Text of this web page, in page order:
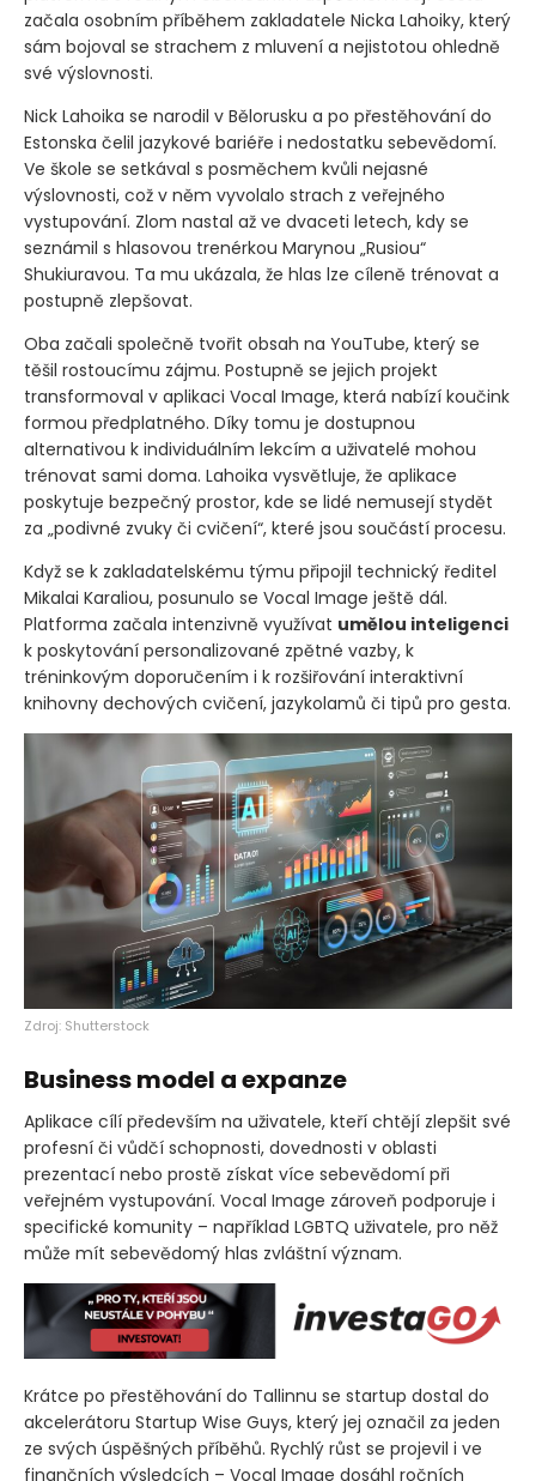
začala osobním příběhem zakladatele Nicka Lahoiky, který
sám bojoval se strachem z mluvení a nejistotou ohledně
své výslovnosti.
Nick Lahoika se narodil v Bělorusku a po přestěhování do
Estonska čelil jazykové bariéře i nedostatku sebevědomí.
Ve škole se setkával s posměchem kvůli nejasné
výslovnosti, což v něm vyvolalo strach z veřejného
vystupování. Zlom nastal až ve dvaceti letech, kdy se
seznámil s hlasovou trenérkou Marynou „Rusiou“
Shukiuravou. Ta mu ukázala, že hlas lze cíleně trénovat a
postupně zlepšovat.
Oba začali společně tvořit obsah na YouTube, který se
těšil rostoucímu zájmu. Postupně se jejich projekt
transformoval v aplikaci Vocal Image, která nabízí koučink
formou předplatného. Díky tomu je dostupnou
alternativou k individuálním lekcím a uživatelé mohou
trénovat sami doma. Lahoika vysvětluje, že aplikace
poskytuje bezpečný prostor, kde se lidé nemusejí stydět
za „podivné zvuky či cvičení“, které jsou součástí procesu.
Když se k zakladatelskému týmu připojil technický ředitel
Mikalai Karaliou, posunulo se Vocal Image ještě dál.
Platforma začala intenzivně využívat umělou inteligenci
k poskytování personalizované zpětné vazby, k
tréninkovým doporučením i k rozšiřování interaktivní
knihovny dechových cvičení, jazykolamů či tipů pro gesta.
Zdroj: Shutterstock
Business model a expanze
Aplikace cílí především na uživatele, kteří chtějí zlepšit své
profesní či vůdčí schopnosti, dovednosti v oblasti
prezentací nebo prostě získat více sebevědomí při
veřejném vystupování. Vocal Image zároveň podporuje i
specifické komunity – například LGBTQ uživatele, pro něž
může mít sebevědomý hlas zvláštní význam.
Krátce po přestěhování do Tallinnu se startup dostal do
akcelerátoru Startup Wise Guys, který jej označil za jeden
ze svých úspěšných příběhů. Rychlý růst se projevil i ve
finančních výsledcích – Vocal Image dosáhl ročních